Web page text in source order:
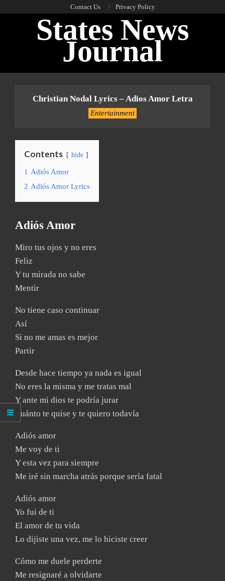
Contact Us Privacy Policy
States News
Journal
Christian Nodal Lyrics – Adios Amor Letra
Entertainment
Contents hide
1 Adiós Amor
2 Adiós Amor Lyrics
Adiós Amor
Miro tus ojos y no eres
Feliz
Y tu mirada no sabe
Mentir
No tiene caso continuar
Así
Si no me amas es mejor
Partir
Desde hace tiempo ya nada es igual
No eres la misma y me tratas mal
Y ante mi dios te podría jurar
Cuánto te quise y te quiero todavía
Adiós amor
Me voy de ti
Y esta vez para siempre
Me iré sin marcha atrás porque sería fatal
Adiós amor
Yo fui de ti
El amor de tu vida
Lo dijiste una vez, me lo hiciste creer
Cómo me duele perderte
Me resignaré a olvidarte